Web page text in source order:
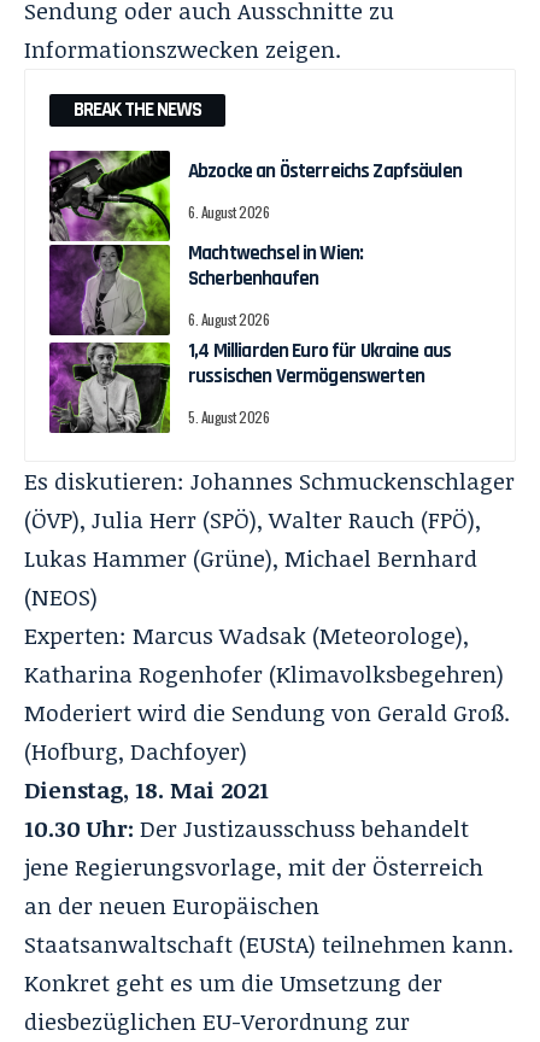
Sendung oder auch Ausschnitte zu
Informationszwecken zeigen.
BREAK THE NEWS
Abzocke an Österreichs Zapfsäulen
6. August 2026
Machtwechsel in Wien:
Scherbenhaufen
6. August 2026
1,4 Milliarden Euro für Ukraine aus
russischen Vermögenswerten
5. August 2026
Es diskutieren: Johannes Schmuckenschlager
(ÖVP), Julia Herr (SPÖ), Walter Rauch (FPÖ),
Lukas Hammer (Grüne), Michael Bernhard
(NEOS)
Experten: Marcus Wadsak (Meteorologe),
Katharina Rogenhofer (Klimavolksbegehren)
Moderiert wird die Sendung von Gerald Groß.
(Hofburg, Dachfoyer)
Dienstag, 18. Mai 2021
10.30 Uhr: DerJustizausschussbehandelt
jene Regierungsvorlage, mit der Österreich
an der neuen Europäischen
Staatsanwaltschaft (EUStA) teilnehmen kann.
Konkret geht es um die Umsetzung der
diesbezüglichen EU-Verordnung zur